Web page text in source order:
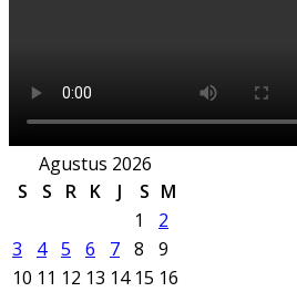
Agustus 2026
S
S R K J S M
1
2
3
4 5 6 7 8
9
10 11 12 13 14 15 16